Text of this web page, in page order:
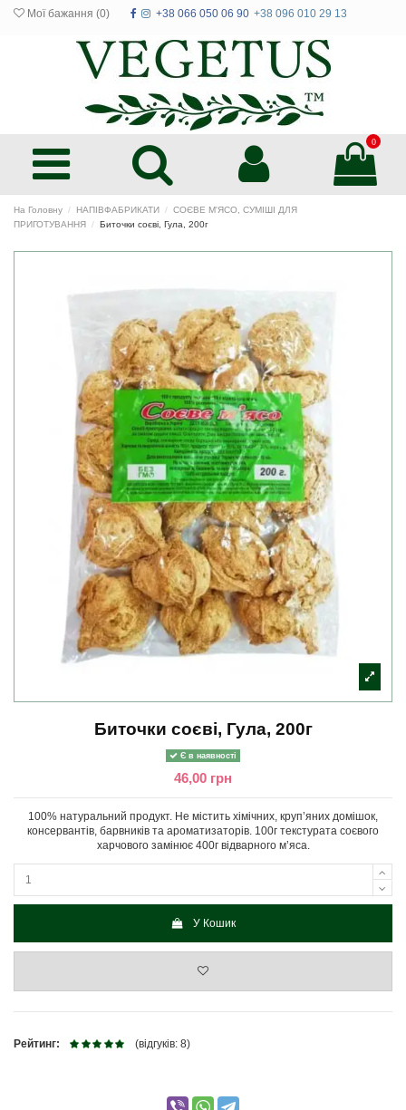
Мої бажання (0) +38 066 050 06 90 +38 096 010 29 13
0
На Головну НАПІВФАБРИКАТИ
СОЄВЕ М'ЯСО, СУМІШІ ДЛЯ
ПРИГОТУВАННЯ
Биточки соєві, Гула, 200г
Биточки соєві, Гула, 200г
Є в наявності
46,00 грн
100% натуральний продукт. Не містить хімічних, круп’яних домішок,
консервантів, барвників та ароматизаторів. 100г текстурата соєвого
харчового замінює 400г відварного м’яса.
У Кошик
Рейтинг: (відгуків: 8)